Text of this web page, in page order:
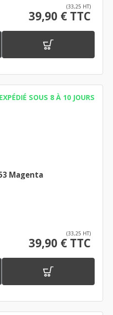
(33,25 HT)
39,90 € TTC
EXPÉDIÉ SOUS 8 À 10 JOURS
Magenta
(33,25 HT)
39,90 € TTC